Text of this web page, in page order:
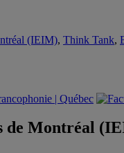
(IEIM), Think Tank,
de Montréal